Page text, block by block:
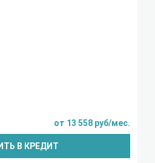
от 13 558 руб/мес.
В КРЕДИТ